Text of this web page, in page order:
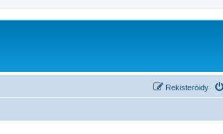
Rekisteröidy